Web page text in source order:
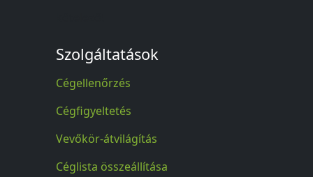
Szolgáltatások
Cégellenőrzés
Cégfigyeltetés
Vevőkör-átvilágítás
Céglista összeállítása